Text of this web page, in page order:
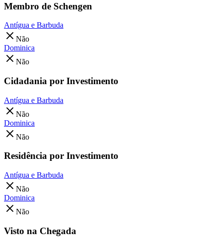
Membro de Schengen
Antígua e Barbuda
Não
Dominica
Não
Cidadania por Investimento
Antígua e Barbuda
Não
Dominica
Não
Residência por Investimento
Antígua e Barbuda
Não
Dominica
Não
Visto na Chegada